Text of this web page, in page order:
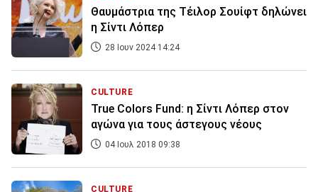
Θαυμάστρια της Τέιλορ Σουίφτ δηλώνει
η Σίντι Λόπερ
28 Ιουν 2024 14:24
CULTURE
True Colors Fund: η Σίντι Λόπερ στον
αγώνα για τους άστεγους νέους
04 Ιουλ 2018 09:38
CULTURE